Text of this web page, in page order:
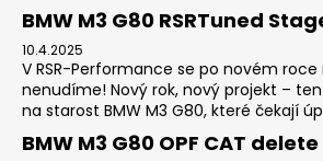
BMW M3 G80 RSRTuned
10.4.2025
V RSR-Performance se po novém roce
nenudíme! Nový rok, nový projekt –
na starost BMW M3 G80, které čekají
BMW M3 G80 OPF CAT delete